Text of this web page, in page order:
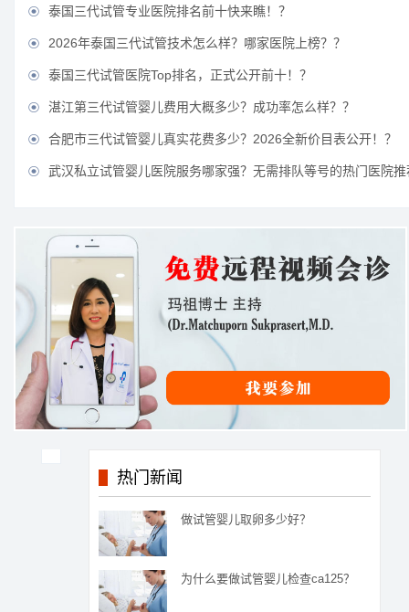
 泰国三代试管专业医院排名前十快来瞧！？
 2026年泰国三代试管技术怎么样？哪家医院上榜？？
 泰国三代试管医院Top排名，正式公开前十！？
 湛江第三代试管婴儿费用大概多少？成功率怎么样？？
 合肥市三代试管婴儿真实花费多少？2026全新价目表公开！？
 武汉私立试管婴儿医院服务哪家强？无需排队等号的热门医院推
热门新闻
做试管婴儿取卵多少好？
为什么要做试管婴儿检查ca125？